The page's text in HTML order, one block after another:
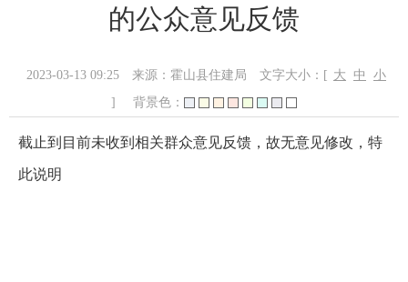
的公众意见反馈
2023-03-13 09:25 来源：霍山县住建局 文字大小：[ 大 中
小
]
背景色：
截止到目前未收到相关群众意见反馈，故无意见修改，特
此说明